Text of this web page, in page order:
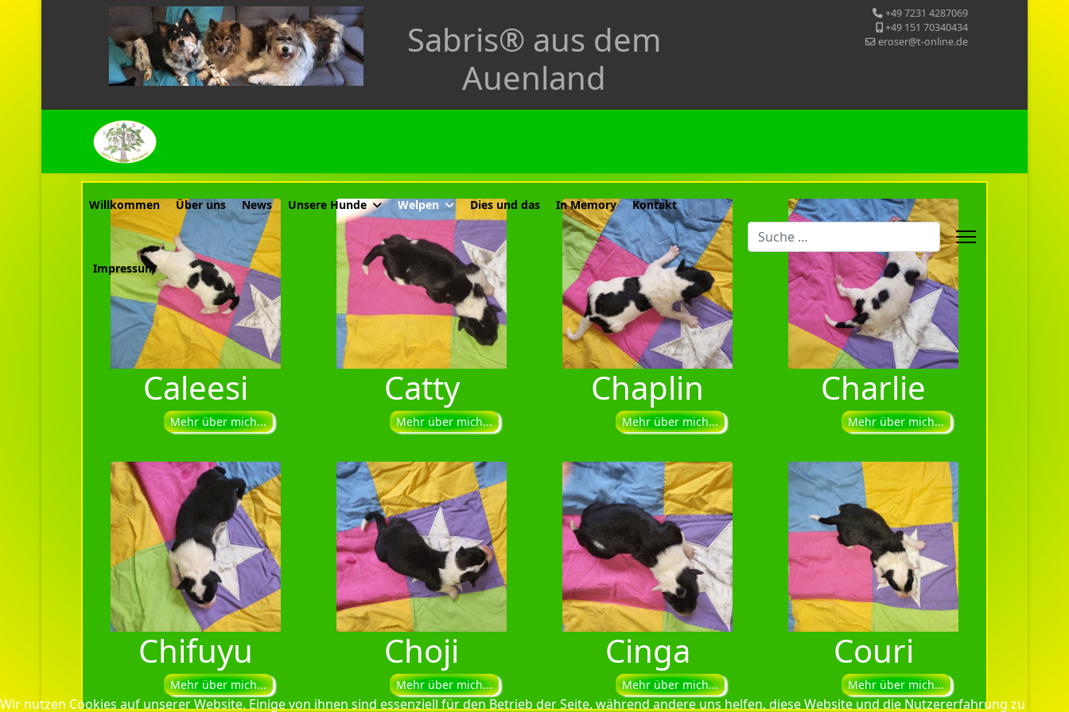
Sabris® aus dem
Auenland
+49 7231 4287069
+49 151 70340434
eroser@t-online.de
Willkommen Über uns News Unsere Hunde Welpen Dies und das In Memory Kontakt
Impressum
Suchen
Caleesi
Mehr über mich...
Catty
Mehr über mich...
Chaplin
Mehr über mich...
Charlie
Mehr über mich...
Chifuyu
Mehr über mich...
Choji
Mehr über mich...
Cinga
Mehr über mich...
Couri
Mehr über mich...
Wir nutzen Cookies auf unserer Website. Einige von ihnen sind essenziell für den Betrieb der Seite, während andere uns helfen, diese Website und die Nutzererfahrung zu